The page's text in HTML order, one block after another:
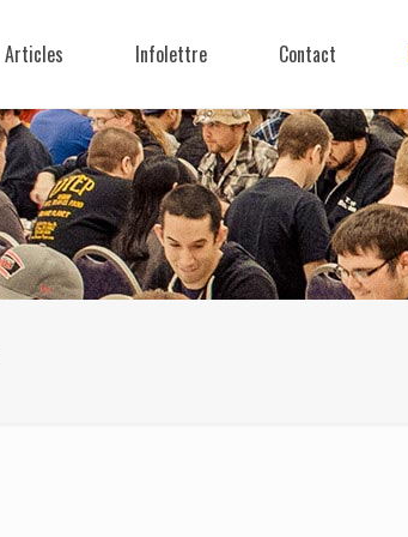
Articles Infolettre Contact